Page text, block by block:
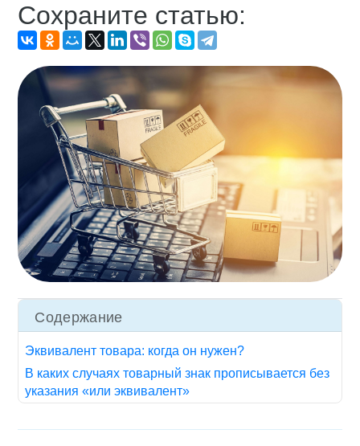
Сохраните статью:
Содержание
Эквивалент товара: когда он нужен?
В каких случаях товарный знак прописывается без
указания «или эквивалент»